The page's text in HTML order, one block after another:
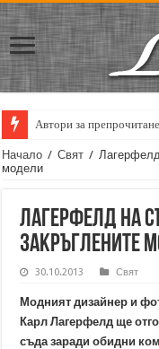
Автори за
Начало / Свят /
модели
Лагерфелд на
закръглените
30.10.2013 Свят
Модният дизайнер и
Карл Лагерфелд ще
съда заради обидни